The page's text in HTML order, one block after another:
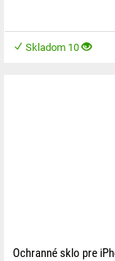
Skladom 10
Ochranné sklo pre